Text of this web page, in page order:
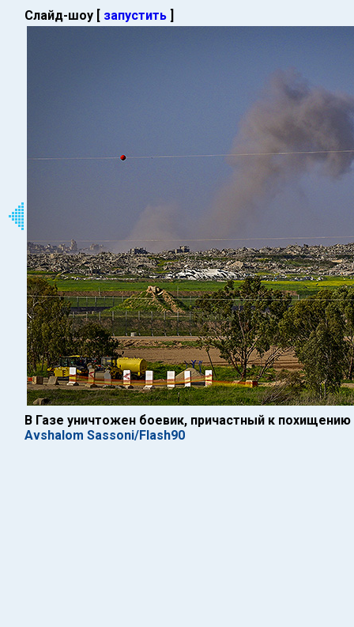
Слайд-шоу [ запустить ]
В Газе уничтожен боевик, причастный к похищению
Avshalom Sassoni/Flash90